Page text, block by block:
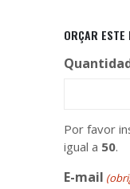
ORÇAR ESTE
Por favor
igual a 50.
E-mail